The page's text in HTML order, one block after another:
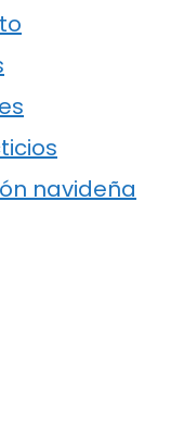
navideña